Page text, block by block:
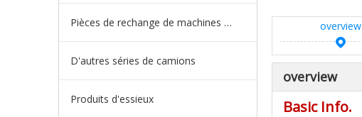
Pièces de rechange de machines d'ingénierie de camion minier
D'autres séries de camions
Produits d'essieux
overview
overview
Basic Info.